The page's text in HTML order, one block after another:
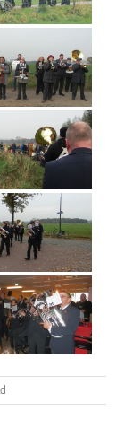
Sinterklaas